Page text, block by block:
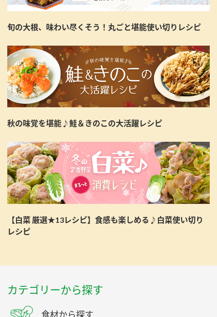
旬の大根、味わい尽くそう！丸ごと堪能使い切りレシピ
秋の味覚を堪能♪鮭＆きのこの大活躍レシピ
【白菜 厳選★13レシピ】食感も楽しめる♪白菜使い切り
レシピ
カテゴリーから探す
食材から探す